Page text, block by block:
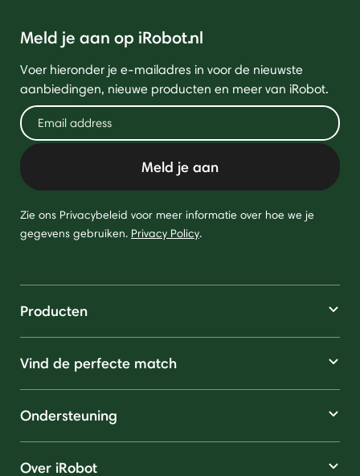
Meld je aan op iRobot.nl
Voer hieronder je e-mailadres in voor de nieuwste
aanbiedingen, nieuwe producten en meer van iRobot.
Meld je aan
Zie ons Privacybeleid voor meer informatie over hoe we je
gegevens gebruiken. Privacy Policy.
Producten
Vind de perfecte match
Ondersteuning
Over iRobot